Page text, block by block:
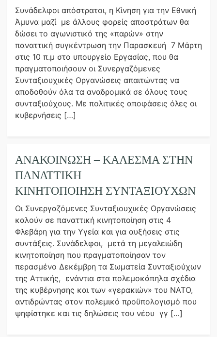
Συνάδελφοι απόστρατοι, η Κίνηση για την Εθνική
Άμυνα μαζί με άλλους φορείς αποστράτων θα
δώσει το αγωνιστικό της «παρών» στην
παναττική συγκέντρωση την Παρασκευή 7 Μάρτη
στις 10 π.μ στο υπουργείο Εργασίας, που θα
πραγματοποιήσουν οι Συνεργαζόμενες
Συνταξιουχικές Οργανώσεις απαιτώντας να
αποδοθούν όλα τα αναδρομικά σε όλους τους
συνταξιούχους. Με πολιτικές αποφάσεις όλες οι
κυβερνήσεις […]
ΑΝΑΚΟΙΝΩΣΗ – ΚΑΛΕΣΜΑ ΣΤΗΝ
ΠΑΝΑΤΤΙΚΉ
ΚΙΝΗΤΟΠΟΊΗΣΗ ΣΥΝΤΑΞΙΟΎΧΩΝ
Οι Συνεργαζόμενες Συνταξιουχικές Οργανώσεις
καλούν σε παναττική κινητοποίηση στις 4
Φλεβάρη για την Υγεία και για αυξήσεις στις
συντάξεις. Συνάδελφοι, μετά τη μεγαλειώδη
κινητοποίηση που πραγματοποίησαν τον
περασμένο Δεκέμβρη τα Σωματεία Συνταξιούχων
της Αττικής, ενάντια στα πολεμοκάπηλα σχέδια
της κυβέρνησης και των «γερακιών» του ΝΑΤΟ,
αντιδρώντας στον πολεμικό προϋπολογισμό που
ψηφίστηκε και τις δηλώσεις του νέου γγ […]